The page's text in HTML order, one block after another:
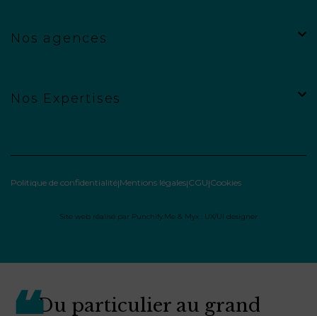
Nos agences
Nos Expertises
Politique de confidentialité Mentions légales CGU Cookies
Site web réalisé par Punchify.Me & Myx : UX/UI designer
Du particulier au grand